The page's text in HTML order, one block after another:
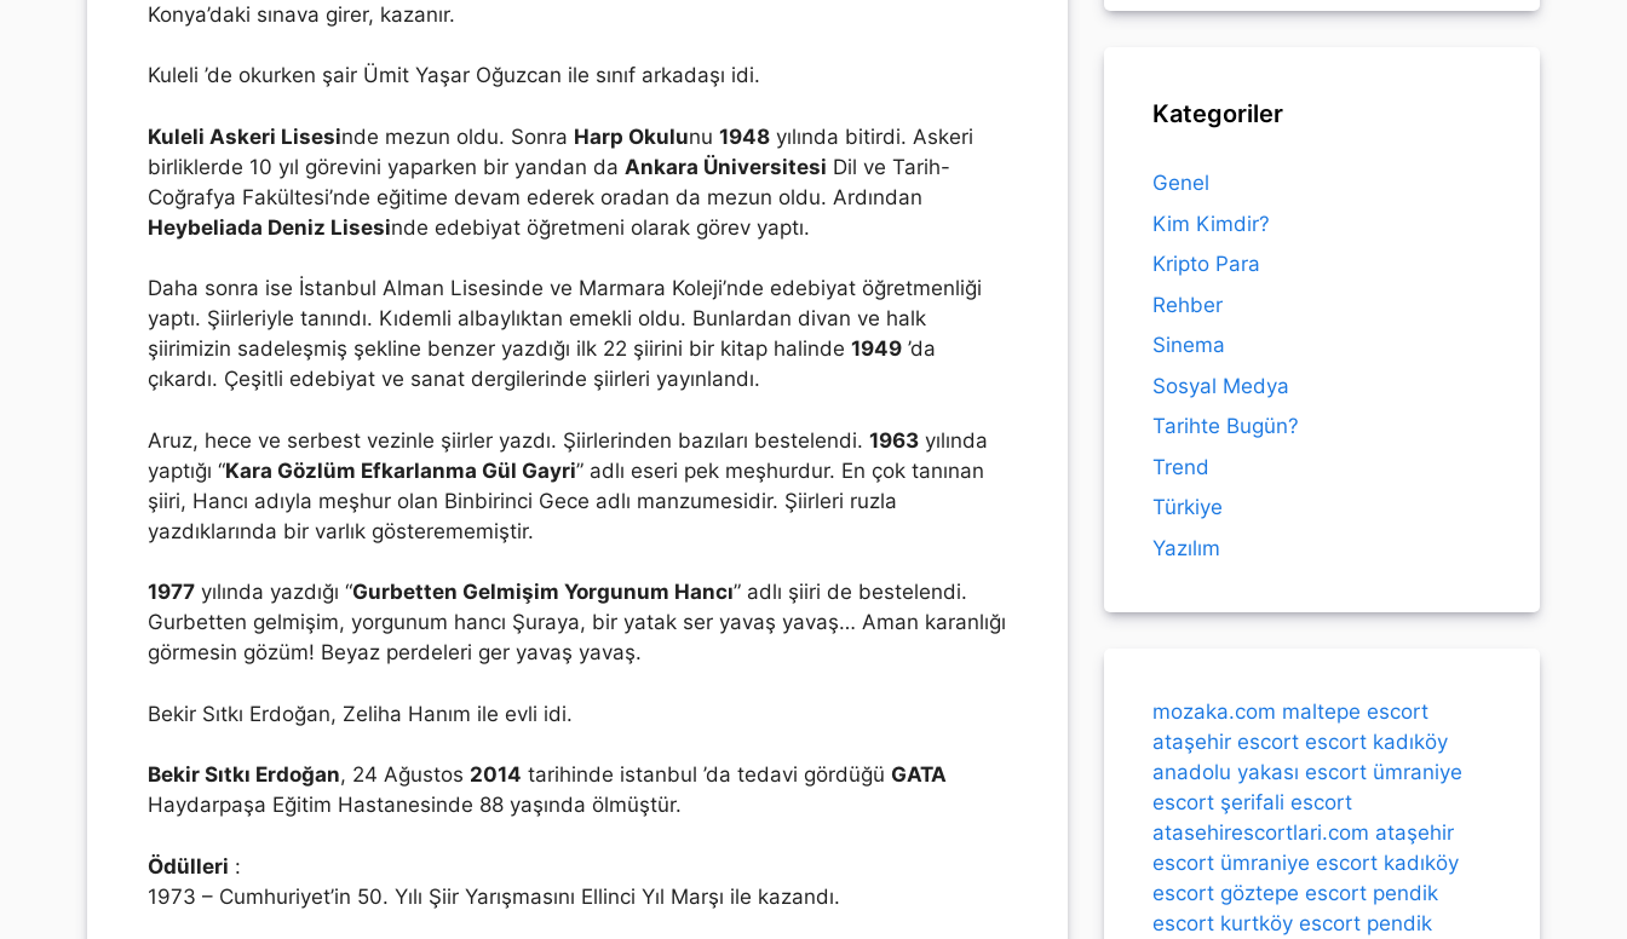
Konya’daki sınava girer, kazanır.
Kuleli ’de okurken şair Ümit Yaşar Oğuzcan ile sınıf arkadaşı idi.
Kuleli Askeri Lisesinde mezun oldu. Sonra Harp Okulunu 1948 yılında bitirdi. Askeri
birliklerde 10 yıl görevini yaparken bir yandan da Ankara Üniversitesi Dil ve Tarih-
Coğrafya Fakültesi’nde eğitime devam ederek oradan da mezun oldu. Ardından
Heybeliada Deniz Lisesinde edebiyat öğretmeni olarak görev yaptı.
Daha sonra ise İstanbul Alman Lisesinde ve Marmara Koleji’nde edebiyat öğretmenliği
yaptı. Şiirleriyle tanındı. Kıdemli albaylıktan emekli oldu. Bunlardan divan ve halk
şiirimizin sadeleşmiş şekline benzer yazdığı ilk 22 şiirini bir kitap halinde 1949 ’da
çıkardı. Çeşitli edebiyat ve sanat dergilerinde şiirleri yayınlandı.
Aruz, hece ve serbest vezinle şiirler yazdı. Şiirlerinden bazıları bestelendi. 1963 yılında
yaptığı “Kara Gözlüm Efkarlanma Gül Gayri” adlı eseri pek meşhurdur. En çok tanınan
şiiri, Hancı adıyla meşhur olan Binbirinci Gece adlı manzumesidir. Şiirleri ruzla
yazdıklarında bir varlık gösterememiştir.
1977 yılında yazdığı “Gurbetten Gelmişim Yorgunum Hancı” adlı şiiri de bestelendi.
Gurbetten gelmişim, yorgunum hancı Şuraya, bir yatak ser yavaş yavaş… Aman karanlığı
görmesin gözüm! Beyaz perdeleri ger yavaş yavaş.
Bekir Sıtkı Erdoğan, Zeliha Hanım ile evli idi.
Bekir Sıtkı Erdoğan, 24 Ağustos 2014 tarihinde istanbul ’da tedavi gördüğü GATA
Haydarpaşa Eğitim Hastanesinde 88 yaşında ölmüştür.
Ödülleri :
1973 – Cumhuriyet’in 50. Yılı Şiir Yarışmasını Ellinci Yıl Marşı ile kazandı.
Kategoriler
Genel
Kim Kimdir?
Kripto Para
Rehber
Sinema
Sosyal Medya
Tarihte Bugün?
Trend
Türkiye
Yazılım
mozaka.com maltepe escort
ataşehir escort escort kadıköy
anadolu yakası escort ümraniye
escort şerifali escort
atasehirescortlari.com ataşehir
escort ümraniye escort kadıköy
escort göztepe escort pendik
escort kurtköy escort pendik